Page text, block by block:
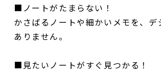
■ノートがたまらない！
かさばるノートや細かいメモを、
ありません。
■見たいノートがすぐ見つかる！